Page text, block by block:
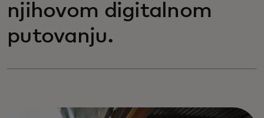
njihovom digitalnom
putovanju.